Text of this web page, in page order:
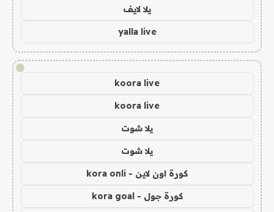
يلا لايف
yalla live
!
koora live
koora live
يلا شوت
يلا شوت
كورة اون لاين - kora onli
كورة جول - kora goal